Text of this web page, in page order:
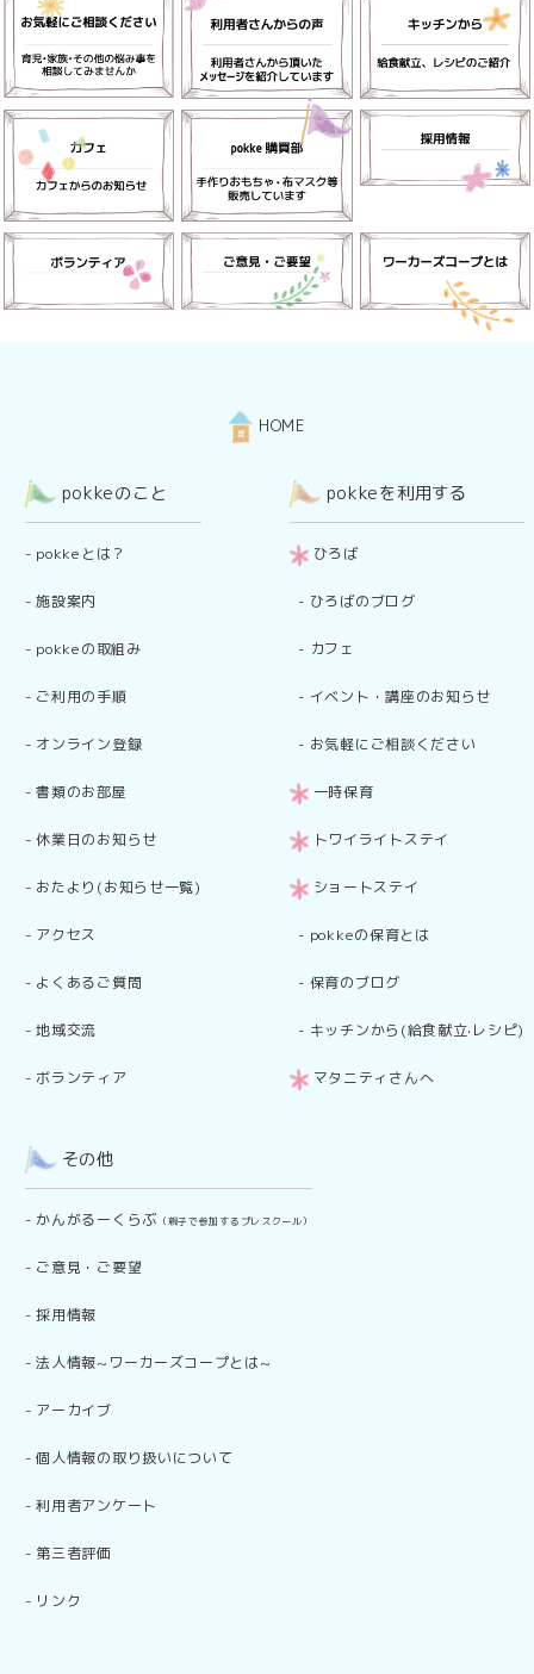
HOME
pokkeのこと
- pokkeとは？
-施設案内
- pokkeの取組み
- ご利用の手順
- オンライン登録
-書類のお部屋
-休業日のお知らせ
- おたより(お知らせ一覧)
- アクセス
- よくあるご質問
-地域交流
- ボランティア
pokkeを利用する
ひろば
- ひろばのブログ
- カフェ
- イベント・講座のお知らせ
- お気軽にご相談ください
一時保育
トワイライトステイ
ショートステイ
- pokkeの保育とは
- 保育のブログ
- キッチンから(給食献立·レシピ)
マタニティさんへ
その他
- かんがるーくらぶ （親子で参加するプレスクール）
- ご意見・ご要望
-採用情報
-法人情報~ワーカーズコープとは~
- アーカイブ
-個人情報の取り扱いについて
-利用者アンケート
- 第三者評価
- リンク